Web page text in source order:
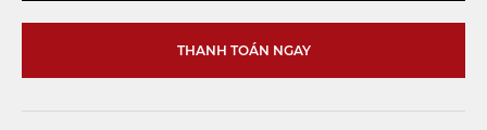
THANH TOÁN NGAY